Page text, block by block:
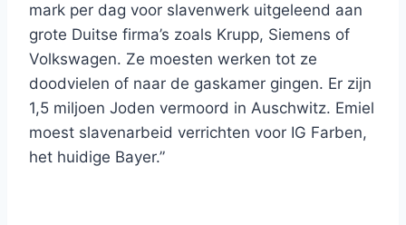
mark per dag voor slavenwerk uitgeleend aan
grote Duitse firma’s zoals Krupp, Siemens of
Volkswagen. Ze moesten werken tot ze
doodvielen of naar de gaskamer gingen. Er zijn
1,5 miljoen Joden vermoord in Auschwitz. Emiel
moest slavenarbeid verrichten voor IG Farben,
het huidige Bayer.”